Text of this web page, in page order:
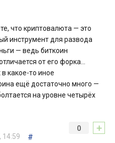
что криптовалюта — это
инструмент для развода
— ведь биткоин
от его форка…
какое-то иное
ещё достаточно много —
на уровне четырёх
+
0
14:59
#